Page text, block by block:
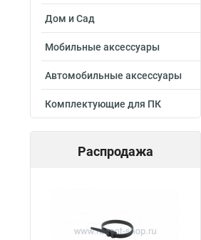
Дом и Сад
Мобильные аксессуары
Автомобильные аксессуары
Комплектующие для ПК
Распродажа